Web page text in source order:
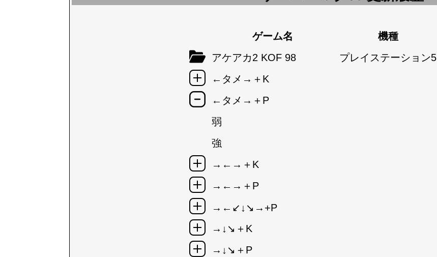
ゲーム名 機種
アケアカ2 KOF 98
プレイステーション5
←タメ→＋K
←タメ→＋P
弱
強
→←→＋K
→←→＋P
→←↙↓↘→+P
→↓↘＋K
→↓↘＋P